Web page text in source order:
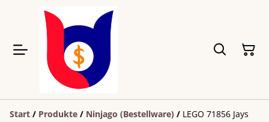
Start / Produkte / Ninjago (Bestellware) / LEGO 71856 Jays